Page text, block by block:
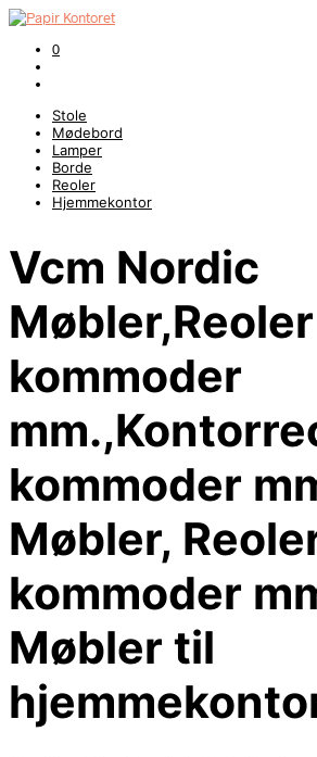
0
Stole
Mødebord
Lamper
Borde
Reoler
Hjemmekontor
Vcm Nordic
kommoder
kommoder
Møbler,
kommoder
Møbler til